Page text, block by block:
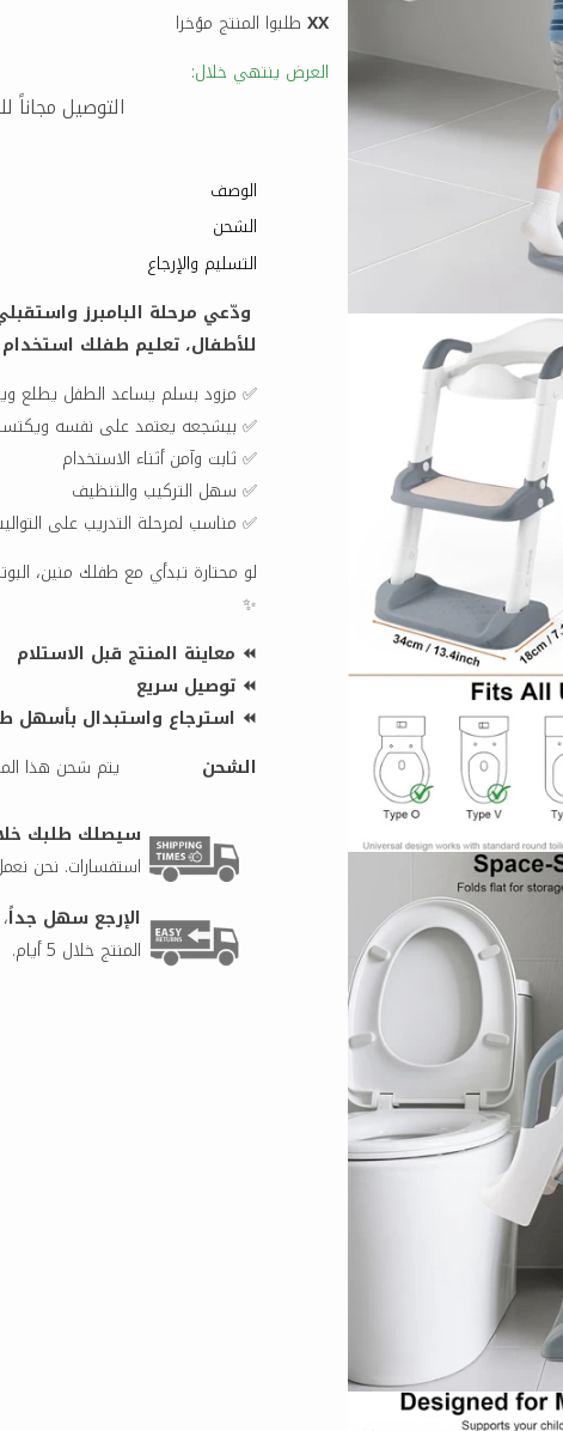
XX طلبوا المنتج مؤخرا
العرض ينتهي خلال:
التوصيل مجاناً
الوصف
الشحن
التسليم والإرجاع
ودّعي مرحلة البامبرز
للأطفال، تعليم طفلك
✅ مزود بسلم يساعد الطفل يطلع
✅ بيشجعه يعتمد على نفسه
✅ ثابت وآمن أثناء الاستخدام
✅ سهل التركيب والتنظيف
✅ مناسب لمرحلة التدريب على
لو محتارة تبدأي مع طفلك منين،
✨
⏪ معاينة المنتج قبل الاستلام
⏪ توصيل سريع
⏪ استرجاع واستبدال بأسهل
الشحن
يتم شحن هذا
سيصلك طلبك خلال 5 أيام
استفسارات. نحن
الإرجع سهل جداً
المنتج خلال 5 أيام.